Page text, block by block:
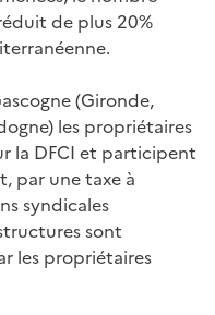
de plus 20%
(Gironde,
les propriétaires
la DFCI et participent
par une taxe à
syndicales
sont
les propriétaires